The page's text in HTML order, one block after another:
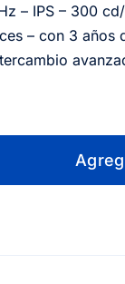
– IPS – 300
– con 3 años